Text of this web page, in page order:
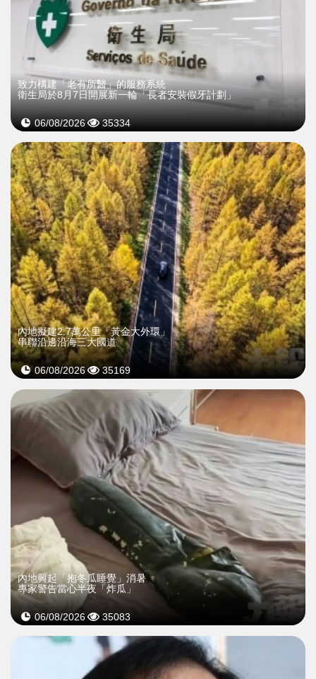
致力構建「老有所醫」的服務系統
衛生局於8月7日開展新一輪「長者安裝假牙計劃」
06/08/2026 35334
內地擬建2.7萬公里「黃金大外環」
串聯沿邊沿海三大國道
06/08/2026 35169
內地興起「抱冬瓜睡覺」消暑
專家警告當心半夜「炸瓜」
06/08/2026 35083